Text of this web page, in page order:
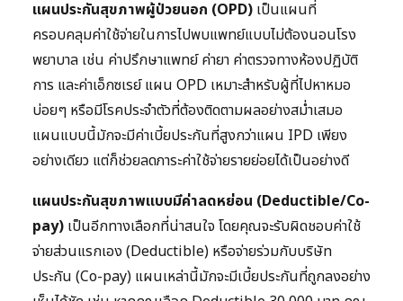
แผนประกันสุขภาพผู้ป่วยนอก (OPD) เป็นแผนที่
ครอบคลุมค่าใช้จ่ายในการไปพบแพทย์แบบไม่ต้องนอนโรง
พยาบาล เช่น ค่าปรึกษาแพทย์ ค่ายา ค่าตรวจทางห้องปฏิบัติ
การ และค่าเอ็กซเรย์ แผน OPD เหมาะสำหรับผู้ที่ไปหาหมอ
บ่อยๆ หรือมีโรคประจำตัวที่ต้องติดตามผลอย่างสม่ำเสมอ
แผนแบบนี้มักจะมีค่าเบี้ยประกันที่สูงกว่าแผน IPD เพียง
อย่างเดียว แต่ก็ช่วยลดภาระค่าใช้จ่ายรายย่อยได้เป็นอย่างดี
แผนประกันสุขภาพแบบมีค่าลดหย่อน (Deductible/Co-
pay) เป็นอีกทางเลือกที่น่าสนใจ โดยคุณจะรับผิดชอบค่าใช้
จ่ายส่วนแรกเอง (Deductible) หรือจ่ายร่วมกับบริษัท
ประกัน (Co-pay) แผนเหล่านี้มักจะมีเบี้ยประกันที่ถูกลงอย่าง